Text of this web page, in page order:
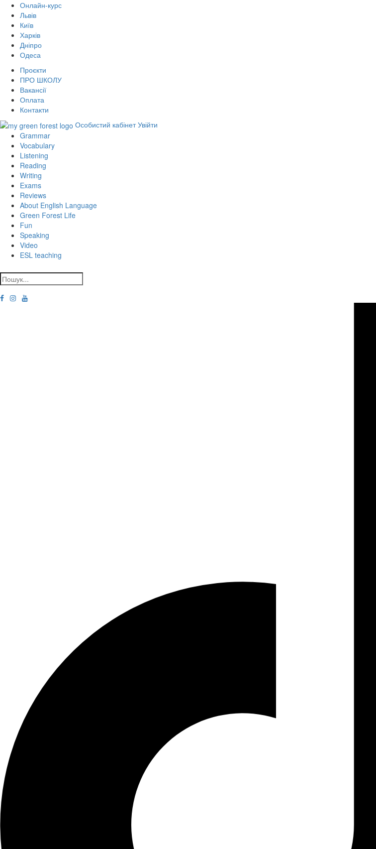
Онлайн-курс
Львів
Київ
Харків
Дніпро
Одеса
Проєкти
ПРО ШКОЛУ
Вакансії
Оплата
Контакти
Особистий кабінет Увійти
Grammar
Vocabulary
Listening
Reading
Writing
Exams
Reviews
About English Language
Green Forest Life
Fun
Speaking
Video
ESL teaching